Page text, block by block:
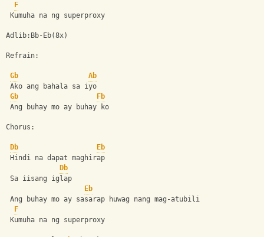
F
Kumuha na ng superproxy
Adlib:Bb-Eb(8x)
Refrain:
Gb
Ab
Ako ang bahala sa iyo
Gb
Fb
Ang buhay mo ay buhay ko
Chorus:
Db
Eb
Hindi na dapat maghirap
Db
Sa iisang iglap
Eb
Ang buhay mo ay sasarap huwag nang mag-atubili
F
Kumuha na ng superproxy